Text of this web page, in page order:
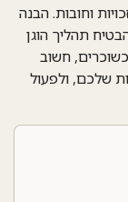
וחובות. הבנה
תהליך הוגן
חשוב
שלכם, ולפעול